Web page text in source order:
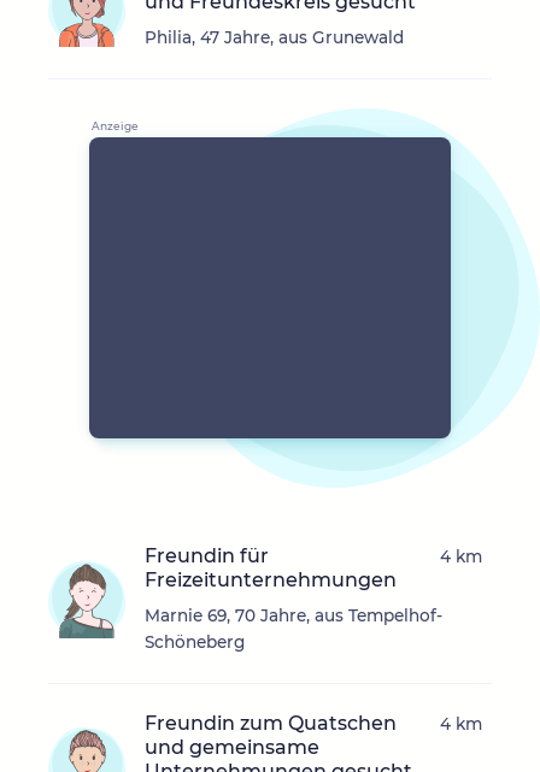
Philia, 47 Jahre, aus Grunewald
Freundin für
Freizeitunternehmungen
Marnie 69, 70 Jahre, aus Tempelhof-
Schöneberg
4 km
Freundin zum Quatschen
und gemeinsame
4 km